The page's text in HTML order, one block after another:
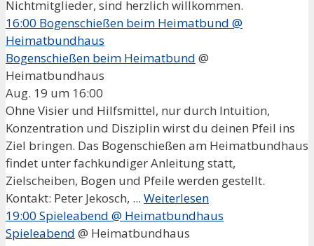
Nichtmitglieder, sind herzlich willkommen.
16:00 Bogenschießen beim Heimatbund @
Heimatbundhaus
Bogenschießen beim Heimatbund @
Heimatbundhaus
Aug. 19 um 16:00
Ohne Visier und Hilfsmittel, nur durch Intuition,
Konzentration und Disziplin wirst du deinen Pfeil ins
Ziel bringen. Das Bogenschießen am Heimatbundhaus
findet unter fachkundiger Anleitung statt,
Zielscheiben, Bogen und Pfeile werden gestellt.
Kontakt: Peter Jekosch, ... Weiterlesen
19:00 Spieleabend @ Heimatbundhaus
Spieleabend @ Heimatbundhaus